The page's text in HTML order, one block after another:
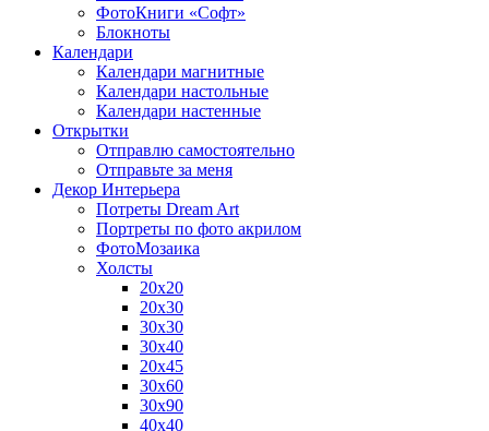
ФотоКниги «Софт»
Блокноты
Календари
Календари магнитные
Календари настольные
Календари настенные
Открытки
Отправлю самостоятельно
Отправьте за меня
Декор Интерьера
Потреты Dream Art
Портреты по фото акрилом
ФотоМозаика
Холсты
20х20
20х30
30х30
30х40
20х45
30х60
30х90
40х40